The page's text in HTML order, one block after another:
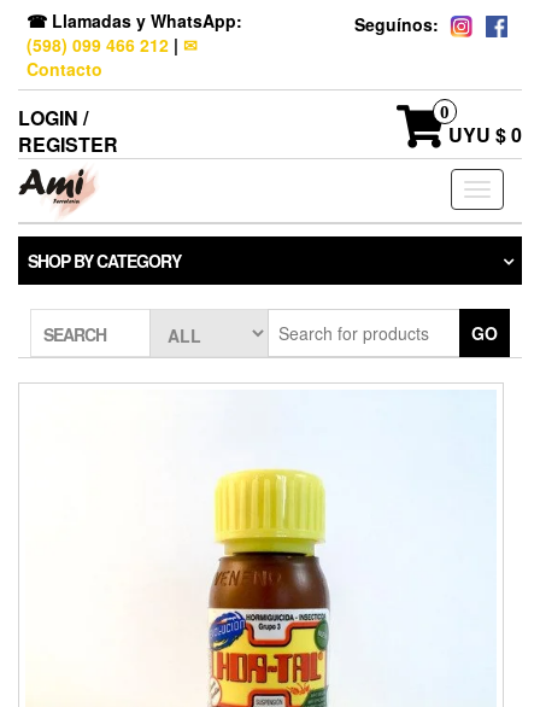
☎ Llamadas y WhatsApp:
(598) 099 466 212 | ✉
Contacto
Seguínos:
LOGIN /
REGISTER
0
UYU $ 0
Toggle
SHOP BY CATEGORY
SEARCH GO